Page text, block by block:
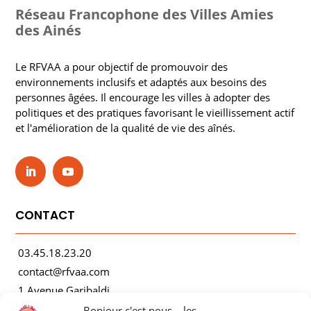
Réseau Francophone des Villes Amies
des Ainés
Le RFVAA a pour objectif de promouvoir des
environnements inclusifs et adaptés aux besoins des
personnes âgées. Il encourage les villes à adopter des
politiques et des pratiques favorisant le vieillissement actif
et l'amélioration de la qualité de vie des aînés.
CONTACT
03.45.18.23.20
contact@rfvaa.com
1 Avenue Garibaldi